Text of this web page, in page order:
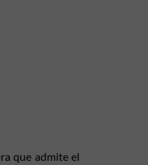
que admite el